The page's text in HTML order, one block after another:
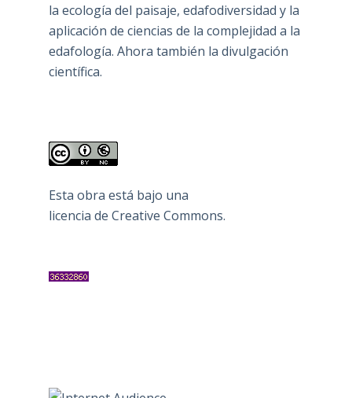
la ecología del paisaje, edafodiversidad y la
aplicación de ciencias de la complejidad a la
edafología. Ahora también la divulgación
científica.
Esta obra está bajo una
licencia de Creative Commons.